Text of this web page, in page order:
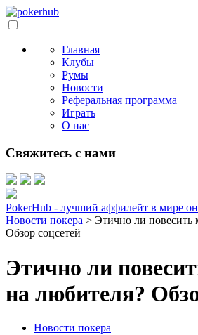
Главная
Клубы
Румы
Новости
Реферальная программа
Играть
О нас
Свяжитесь с нами
PokerHub - лучший аффилейт в мире
Новости покера > Этично ли повесить
Обзор соцсетей
Этично ли
на любителя?
Новости покера